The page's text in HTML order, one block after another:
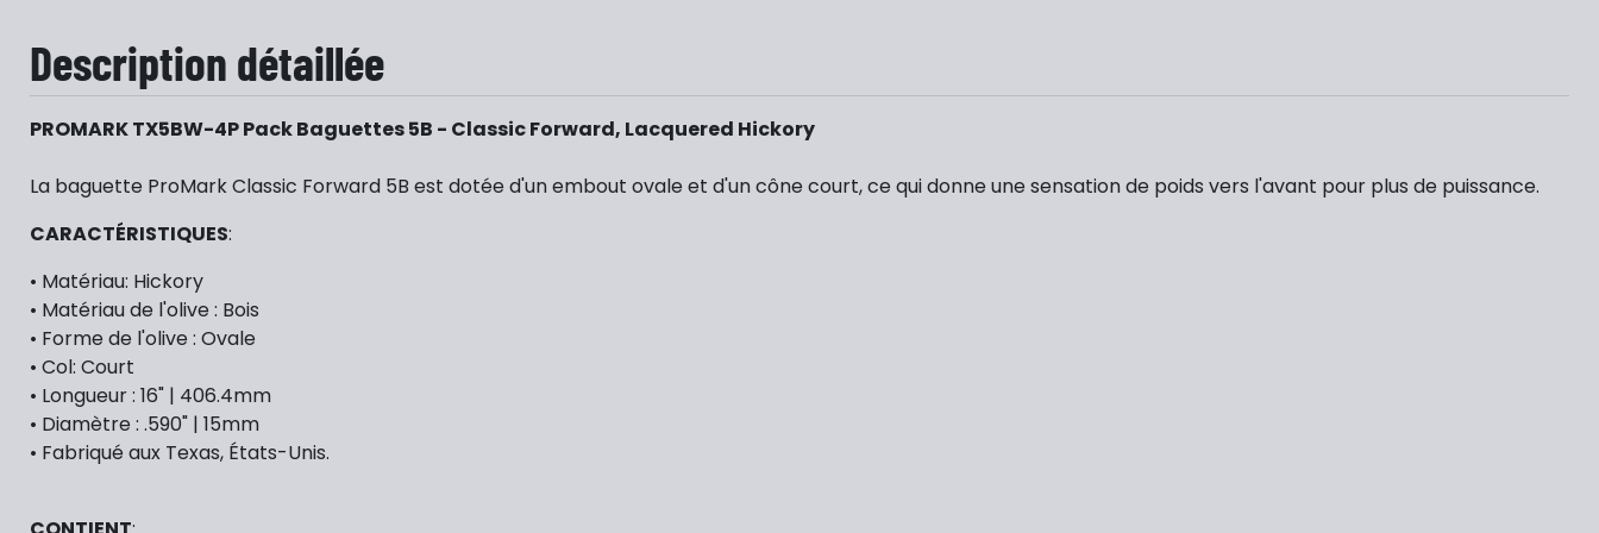
Description détaillée
PROMARK TX5BW-4P Pack Baguettes 5B - Classic Forward, Lacquered Hickory
La baguette ProMark Classic Forward 5B est dotée d'un embout ovale et d'un cône court, ce qui donne une sensation de poids vers l'avant pour plus de puissance.
CARACTÉRISTIQUES:
• Matériau: Hickory
• Matériau de l'olive : Bois
• Forme de l'olive : Ovale
• Col: Court
• Longueur : 16" | 406.4mm
• Diamètre : .590" | 15mm
• Fabriqué aux Texas, États-Unis.